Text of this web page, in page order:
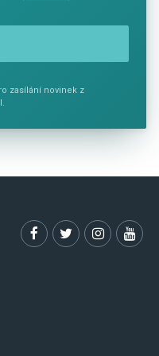
zasílání novinek z